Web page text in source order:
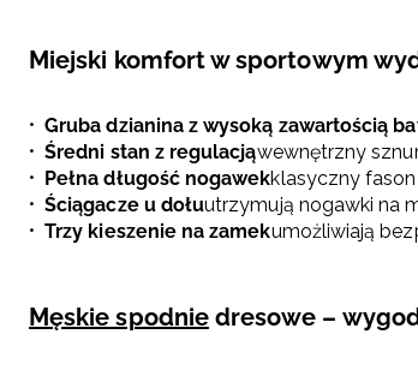
Miejski komfort w sportowym
Gruba dzianina z wysoką zawartością
Średni stan z regulacjąwewnętrzny
Pełna długość nogawekklasyczny
Ściągacze u dołuutrzymują nogawki na
Trzy kieszenie na zamekumożliwiają
Męskie spodniedresowe –